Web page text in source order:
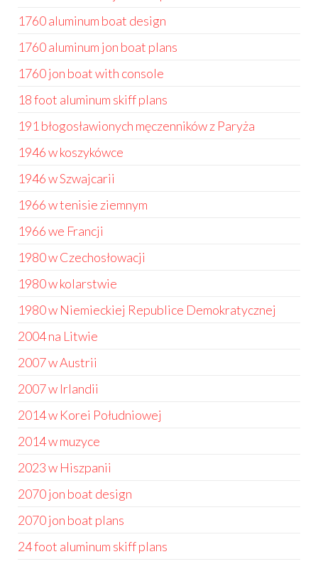
1760 aluminum boat design
1760 aluminum jon boat plans
1760 jon boat with console
18 foot aluminum skiff plans
191 błogosławionych męczenników z Paryża
1946 w koszykówce
1946 w Szwajcarii
1966 w tenisie ziemnym
1966 we Francji
1980 w Czechosłowacji
1980 w kolarstwie
1980 w Niemieckiej Republice Demokratycznej
2004 na Litwie
2007 w Austrii
2007 w Irlandii
2014 w Korei Południowej
2014 w muzyce
2023 w Hiszpanii
2070 jon boat design
2070 jon boat plans
24 foot aluminum skiff plans